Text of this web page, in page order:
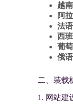
越
阿
法语
西
葡
俄语
二、装载
1. 网站建